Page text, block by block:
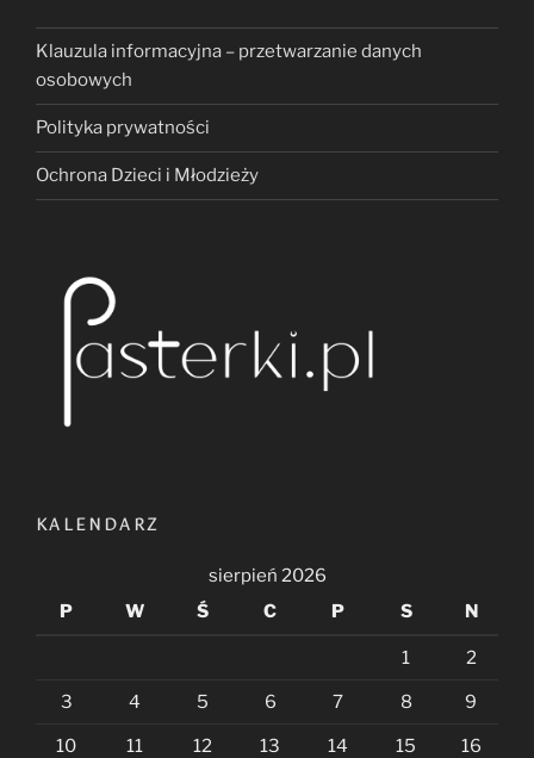
Klauzula informacyjna – przetwarzanie danych
osobowych
Polityka prywatności
Ochrona Dzieci i Młodzieży
KALENDARZ
sierpień 2026
P
W Ś C P S N
1 2
3 4 5 6 7 8 9
10 11 12 13 14 15 16